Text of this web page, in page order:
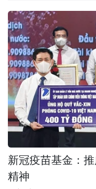
新冠疫苗基金：
精神